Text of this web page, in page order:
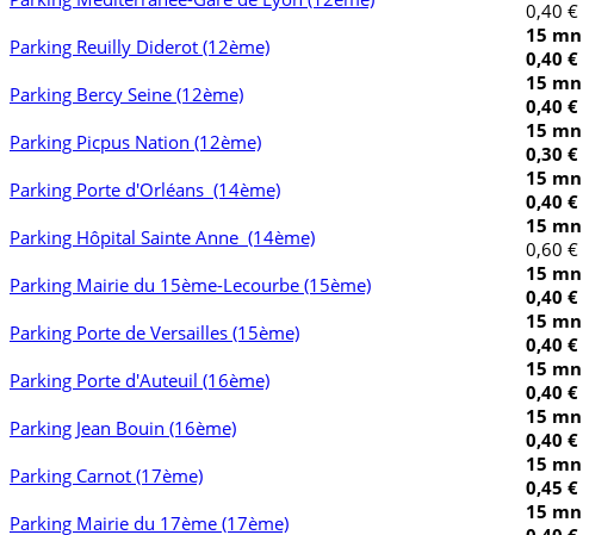
0,40 €
Parking Reuilly Diderot (12ème)
15 mn
0,40 €
Parking Bercy Seine (12ème)
15 mn
0,40 €
Parking Picpus Nation (12ème)
15 mn
0,30 €
Parking Porte d'Orléans (14ème)
15 mn
0,40 €
Parking Hôpital Sainte Anne (14ème)
15 mn
0,60 €
Parking Mairie du 15ème-Lecourbe (15ème)
15 mn
0,40 €
Parking Porte de Versailles (15ème)
15 mn
0,40 €
Parking Porte d'Auteuil (16ème)
15 mn
0,40 €
Parking Jean Bouin (16ème)
15 mn
0,40 €
Parking Carnot (17ème)
15 mn
0,45 €
Parking Mairie du 17ème (17ème)
15 mn